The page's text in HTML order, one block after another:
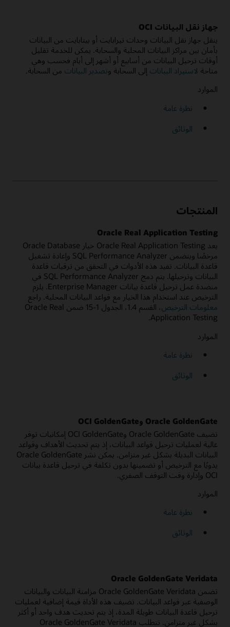
جهاز نقل البيانات OCI
ينقل جهاز نقل البيانات وحدات تيرابايت أو بيتابايت من البيانات
بأمان بين مراكز البيانات المحلية والسحابة. يمكن للخدمة تقليل
أوقات ترحيل البيانات من أسابيع أو أشهر إلى أيام فحسب وهي
متاحة لاستيراد البيانات إلى السحابة وتصدير البيانات من السحابة.
الموارد
نظرة عامة
الوثائق
المنتجات
Oracle Real Application Testing
يعد Oracle Real Application Testing خيار Oracle Database
مرخصًا ويتضمن SQL Performance Analyzer وإعادة تشغيل
قاعدة البيانات. تفيد هذه الأدوات في التحقق من ترقيات قاعدة
البيانات وترحيلها. يتم دمج SQL Performance Analyzer في
منضدة عمل ترحيل قاعدة بيانات Enterprise Manager. يلزم
الترخيص عند استخدام هذا الخيار مع قواعد البيانات المحلية. راجع
معلومات الترخيص
، القسم 1.4، الجدول 1-15 ضمن Oracle Real
Application Testing.
الموارد
نظرة عامة
الوثائق
Oracle GoldenGate وOCI GoldenGate
تضيف Oracle GoldenGate وOCI GoldenGate إمكانيات توفر
عالية لعمليات ترحيل قواعد البيانات، إذ يتم تحديث الأهداف وقواعد
البيانات البديلة بشكل غير متزامن. يمكن نشر Oracle GoldenGate
يدويًا مع الترخيص أو تضمينها بدون تكلفة في ترحيل قاعدة بيانات
OCI وإدارة وقت التوقف الصفري.
الموارد
نظرة عامة
الوثائق
Oracle GoldenGate Veridata
تضمن Oracle GoldenGate Veridata مزامنة البيانات والبيانات
الوصفية عبر قواعد البيانات. تضيف هذه الأداة قيمة إضافية لعمليات
ترحيل قاعدة البيانات طويلة المدة، إذ يتم تحديث هدف واحد أو أكثر
بشكل غير متزامن. تتطلب Oracle GoldenGate Veridata